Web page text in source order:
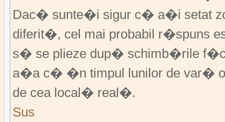
Dac� sunte�i sigur c� a�i setat
diferit�, cel mai probabil r�spuns
s� se plieze dup� schimb�rile
a�a c� �n timpul lunilor de var�
de cea local� real�.
Sus